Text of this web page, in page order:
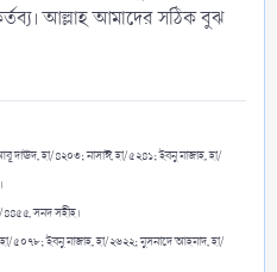
আল্লাহ আমাদের সঠিক বুঝ
দাঊদ, হা/৪২০৩; নাসাঈ, হা/৫২৪১; ইবনু মাজাহ, হা/
৪৪৫৫, সনদ সহীহ।
৫০৭৮; ইবনু মাজাহ, হা/২৬২২; মুসনাদে আহমাদ, হা/